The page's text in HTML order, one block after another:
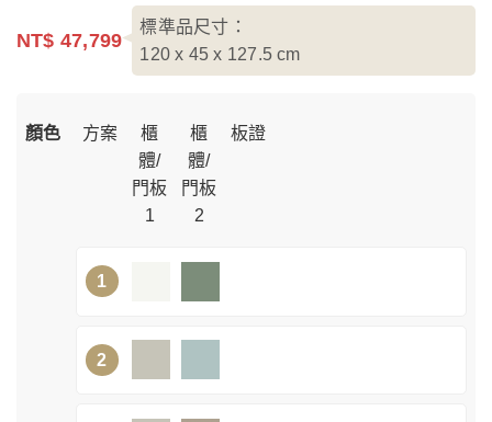
NT$ 47,799
標準品尺寸：
120 x 45 x 127.5cm
顏色 方案
櫃
體/
門板
1
櫃
體/
門板
2
板證
1
2